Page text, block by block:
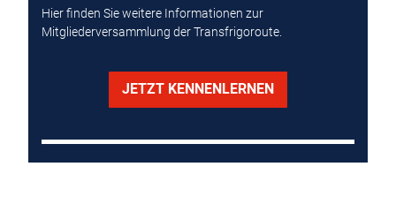
Hier finden Sie weitere Informationen zur
Mitgliederversammlung der Transfrigoroute.
JETZT KENNENLERNEN